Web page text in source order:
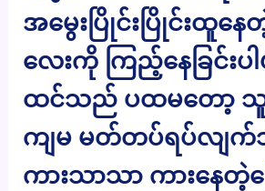
အမွေးပြိုင်းပြိုင်းထူနေ
လေးကို ကြည့်နေခြင်းပ
ထင်သည် ပထမတော့
ကျမ မတ်တပ်ရပ်လျက်
ကားသာသာ ကားနေတဲ့